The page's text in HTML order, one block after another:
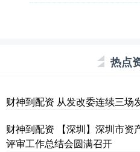
热点
财神到配资 从发改委连续三场
财神到配资 【深圳】深圳市资
评审工作总结会圆满召开